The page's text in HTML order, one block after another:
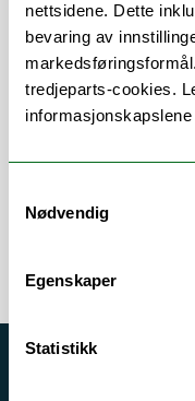
nettsidene. Dette
bevaring av
tredjeparts-cookies.
informasjonskapslene
Nødvendig
Egenskaper
Statistikk
Andre
Her finner